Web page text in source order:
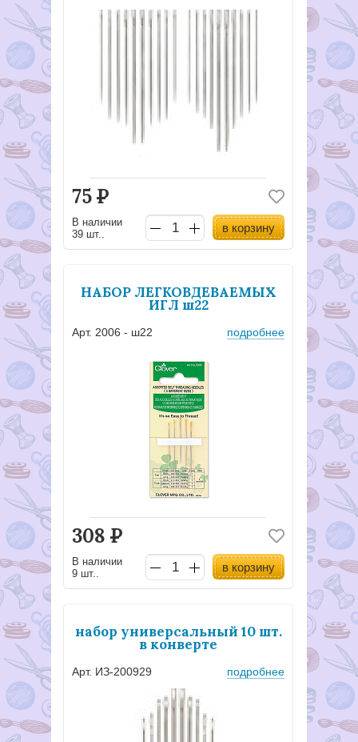
75Р
В наличии
39 шт..
в корзину
НАБОР ЛЕГКОВДЕВАЕМЫХ
ИГЛ ш22
Арт. 2006 - ш22 подробнее
308 Р
В наличии
9 шт..
в корзину
набор универсальный 10 шт.
в конверте
Арт. ИЗ-200929 подробнее